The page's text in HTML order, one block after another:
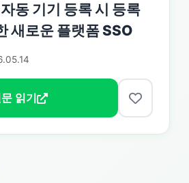
동 기기 등록 시 등록
새로운 플랫폼 SSO
읽기